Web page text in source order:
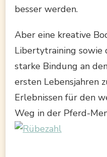
besser werden.
Aber eine kreative
Libertytraining sowie
starke Bindung an
ersten Lebensjahren
Erlebnissen für den
Weg in der Pferd-